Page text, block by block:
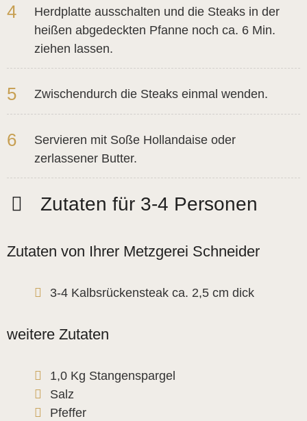
Zutaten für 3-4 Personen
Zutaten von Ihrer Metzgerei Schneider
3-4 Kalbsrückensteak ca. 2,5 cm dick
weitere Zutaten
1,0 Kg Stangenspargel
Salz
Pfeffer
4
Herdplatte ausschalten und die Steaks in der
heißen abgedeckten Pfanne noch ca. 6 Min.
ziehen lassen.
5 Zwischendurch die Steaks einmal wenden.
6
Servieren mit Soße Hollandaise oder
zerlassener Butter.